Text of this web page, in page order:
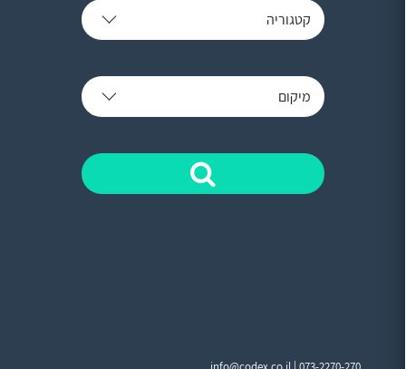
קטגוריה
מיקום